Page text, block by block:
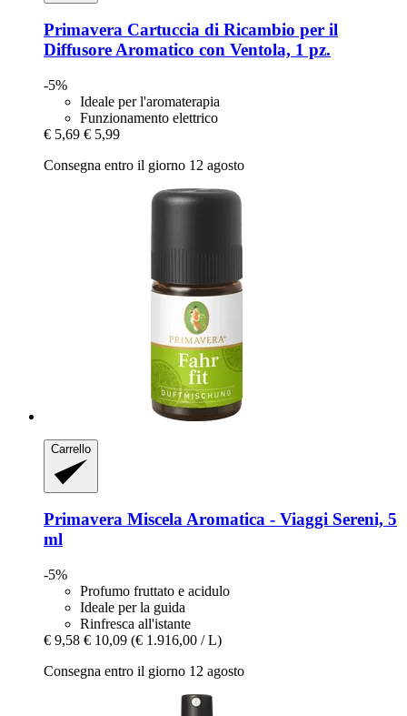
Primavera Cartuccia di Ricambio per il
Diffusore Aromatico con Ventola, 1 pz.
-5%
Ideale per l'aromaterapia
Funzionamento elettrico
€ 5,69 € 5,99
Consegna entro il giorno 12 agosto
Carrello
Primavera Miscela Aromatica -​ Viaggi Sereni, 5
ml
-5%
Profumo fruttato e acidulo
Ideale per la guida
Rinfresca all'istante
€ 9,58 € 10,09 (€ 1.916,00 / L)
Consegna entro il giorno 12 agosto